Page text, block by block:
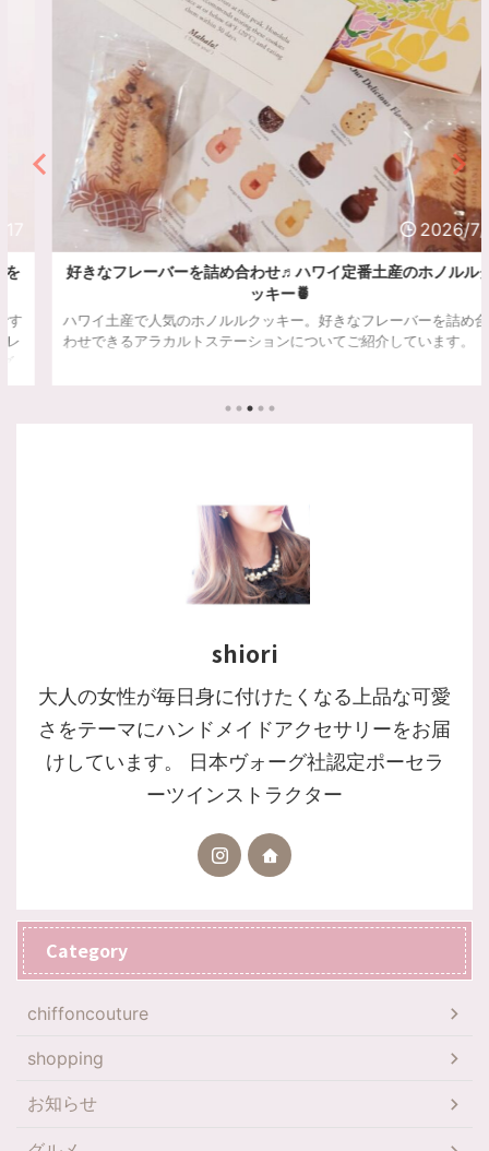
2026/7/8
好きなフレーバーを詰め合わせ♬ハワイ定番土産のホノルルク
ッキー🍍
ハワイ土産で人気のホノルルクッキー。好きなフレーバーを詰め合
わせできるアラカルトステーションについてご紹介しています。
shiori
大人の女性が毎日身に付けたくなる上品な可愛
さをテーマにハンドメイドアクセサリーをお届
けしています。 日本ヴォーグ社認定ポーセラ
ーツインストラクター
Category
chiffoncouture
shopping
お知らせ